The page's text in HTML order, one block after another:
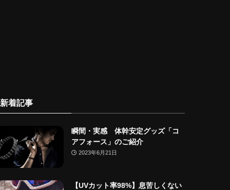
新着記事
瞬間・実感 体幹安定グッズ「コ
アフォース」のご紹介
2023年6月21日
【UVカット率98%】息苦しくない